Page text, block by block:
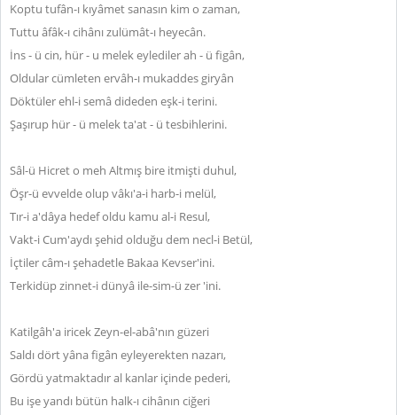
Koptu tufân-ı kıyâmet sanasın kim o zaman,
Tuttu âfâk-ı cihânı zulümât-ı heyecân.
İns - ü cin, hür - u melek eylediler ah - ü figân,
Oldular cümleten ervâh-ı mukaddes giryân
Döktüler ehl-i semâ dideden eşk-i terini.
Şaşırup hür - ü melek ta'at - ü tesbihlerini.
Sâl-ü Hicret o meh Altmış bire itmişti duhul,
Öşr-ü evvelde olup vâkı'a-i harb-i melül,
Tır-i a'dâya hedef oldu kamu al-i Resul,
Vakt-i Cum'aydı şehid olduğu dem necl-i Betül,
İçtiler câm-ı şehadetle Bakaa Kevser'ini.
Terkidüp zinnet-i dünyâ ile-sim-ü zer 'ini.
Katilgâh'a iricek Zeyn-el-abâ'nın güzeri
Saldı dört yâna figân eyleyerekten nazarı,
Gördü yatmaktadır al kanlar içinde pederi,
Bu işe yandı bütün halk-ı cihânın ciğeri